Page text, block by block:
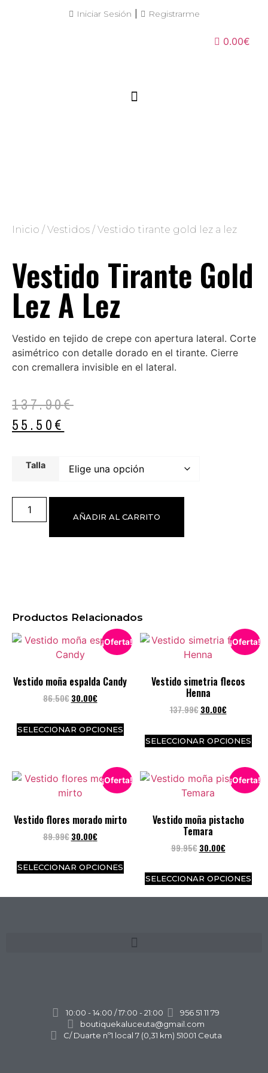
Iniciar Sesión Registrarme
0.00€
Inicio / Vestidos / Vestido tirante gold lez a lez
Vestido Tirante Gold
Lez A Lez
Vestido en tejido de crepe con apertura lateral. Corte
asimétrico con detalle dorado en el tirante. Cierre
con cremallera invisible en el lateral.
137.90€
55.50€
Talla
AÑADIR AL CARRITO
Productos Relacionados
¡Oferta!
Vestido moña espalda Candy
86.50€ 30.00€
SELECCIONAR OPCIONES
¡Oferta!
Vestido simetria flecos
Henna
137.99€ 30.00€
SELECCIONAR OPCIONES
¡Oferta!
Vestido flores morado mirto
89.99€ 30.00€
SELECCIONAR OPCIONES
¡Oferta!
Vestido moña pistacho
Temara
99.95€ 30.00€
SELECCIONAR OPCIONES
10:00 - 14:00 / 17:00 - 21:00
956 51 11 79
boutiquekaluceuta@gmail.com
C/ Duarte nº1 local 7 (0,31 km) 51001 Ceuta